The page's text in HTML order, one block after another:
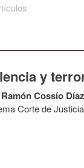
y
Cossío Díaz
Corte de